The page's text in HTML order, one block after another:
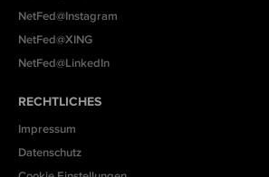
NetFed@Instagram
NetFed@XING
NetFed@LinkedIn
RECHTLICHES
Impressum
Datenschutz